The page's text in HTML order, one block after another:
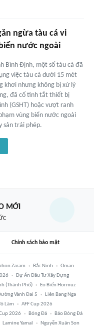
ngừa tàu cá vi
nước ngoài
Bình Định, một số tàu cá đã
việc tàu cá dưới 15 mét
khơi nhưng không bị xử lý
đã cố tình tắt thiết bị
(GSHT) hoặc vượt ranh
vùng biển nước ngoài
sản trái phép.
MỚI
Chính sách bảo mật
Zaram Bắc Ninh
Oman
Dự Án Đầu Tư Xây Dựng
(thành Phố)
Eo Biển Hormuz
Vành Đai 5
Liên Bang Nga
Lâm
AFF Cup 2026
2026 Bóng Đá
Báo Bóng Đá
Lamine Yamal Nguyễn Xuân Son